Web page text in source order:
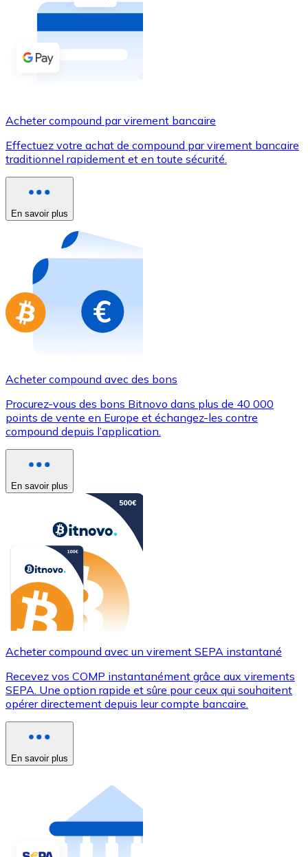
Achetez des cryptomonnaies en espèces et d'autres
Acheter avec espèces
Virement SEPA
Utilisez les cartes Visa et Mastercard pour acheter
Acheter avec carte
Nouveau
Achetez des cartes-cadeaux de vos marques
Aller à la boutique de cartes-cadeaux
Acheter compound par virement bancaire
Effectuez votre achat de compound par virement bancaire
traditionnel rapidement et en toute sécurité.
En savoir plus
Acheter compound avec des bons
Procurez-vous des bons Bitnovo dans plus de 40 000
points de vente en Europe et échangez-les contre
compound depuis l’application.
En savoir plus
Acheter compound avec un virement SEPA instantané
Recevez vos COMP instantanément grâce aux virements
SEPA. Une option rapide et sûre pour ceux qui souhaitent
opérer directement depuis leur compte bancaire.
En savoir plus